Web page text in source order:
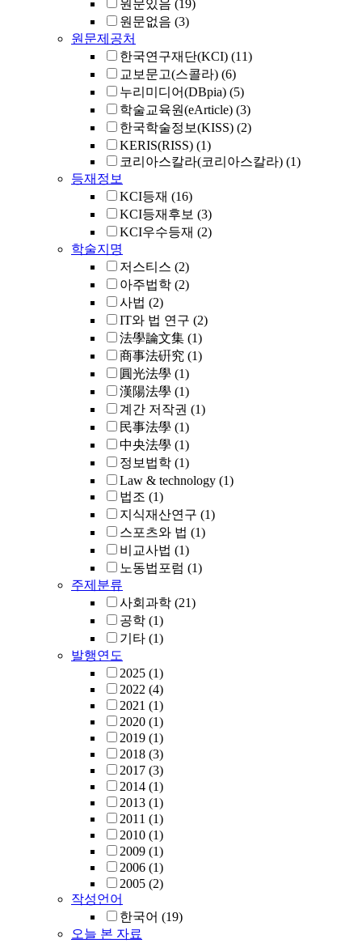
원문있음 (19)
원문없음 (3)
원문제공처
한국연구재단(KCI) (11)
교보문고(스콜라) (6)
누리미디어(DBpia) (5)
학술교육원(eArticle) (3)
한국학술정보(KISS) (2)
KERIS(RISS) (1)
코리아스칼라(코리아스칼라) (1)
등재정보
KCI등재 (16)
KCI등재후보 (3)
KCI우수등재 (2)
학술지명
저스티스 (2)
아주법학 (2)
사법 (2)
IT와 법 연구 (2)
法學論文集 (1)
商事法硏究 (1)
圓光法學 (1)
漢陽法學 (1)
계간 저작권 (1)
民事法學 (1)
中央法學 (1)
정보법학 (1)
Law & technology (1)
법조 (1)
지식재산연구 (1)
스포츠와 법 (1)
비교사법 (1)
노동법포럼 (1)
주제분류
사회과학 (21)
공학 (1)
기타 (1)
발행연도
2025 (1)
2022 (4)
2021 (1)
2020 (1)
2019 (1)
2018 (3)
2017 (3)
2014 (1)
2013 (1)
2011 (1)
2010 (1)
2009 (1)
2006 (1)
2005 (2)
작성언어
한국어 (19)
오늘 본 자료